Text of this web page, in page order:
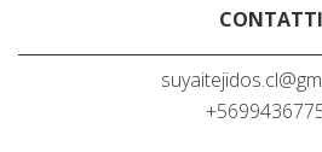
CONTATTI